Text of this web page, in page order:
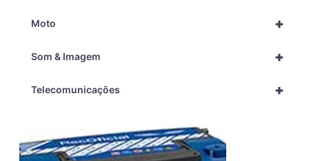
+
Moto
+
Som & Imagem
+
Telecomunicações